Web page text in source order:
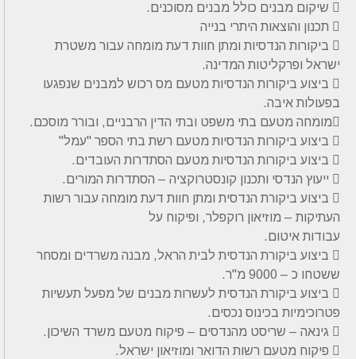
 שיקום מבנים כולל מבנים מסוכנים.
 תכנון והוצאות היתרי בנייה
 ביקורות הנדסיות ומתן חוות דעת מומחה עבור משטרת
ישראל ופרקליטות המדינה.
 ביצוע ביקורות הנדסיות מטעם מס רכוש למבנים שנפגעו
בפעולות איבה.
מומחה מטעם בתי משפט ובתי הדין הרבניים, ובורר מוסכם.
 ביצוע ביקורות הנדסיות מטעם רשת בתי הספר "עמל"
 ביצוע ביקורות הנדסיות מטעם הסתדרות העובדים.
 ייעוץ הנדסי ותכנון קונסטרוקציה – הסתדרות המורים.
 ביצוע ביקורת הנדסית ומתן חוות דעת מומחה עבור רשות
העתיקות – מוזיאון רוקפלר, ופיקוח על
עבודות איטום.
 ביצוע ביקורת הנדסית לבית הראל, מבנה משרדים ומסחר
ששטחו כ – 9000 מ"ר.
 ביצוע ביקורת הנדסית לעשרות מבנים של מפעל תעשיות
פטרוכימיות בכינוס נכסים.
 גינאה – שריסט מהנדסים – פיקוח מטעם משרד השיכון.
 פיקוח מטעם רשות הדואר ומוזיאון ישראל.